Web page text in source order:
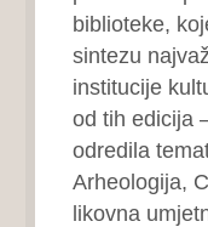
biblioteke,
sintezu
institucije
od tih edicija
odredila
Arheologija,
likovna